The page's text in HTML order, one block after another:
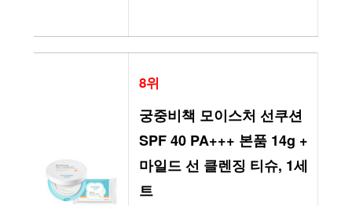
8위
궁중비책 모이스처 선쿠션
SPF 40 PA+++ 본품 14g +
마일드 선 클렌징 티슈, 1세
트